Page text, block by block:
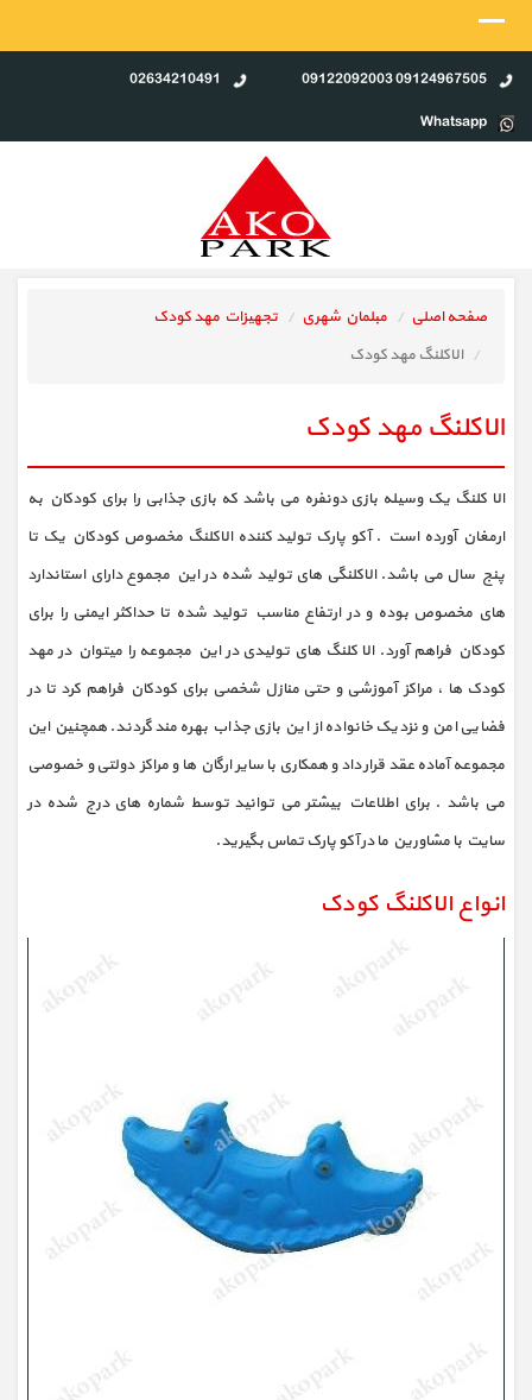
09124967505 09122092003
02634210491
Whatsapp
صفحه اصلی مبلمان شهری
تجهیزات مهد کودک
الاکلنگ مهد کودک
الاکلنگ مهد کودک
الا کلنگ یک وسیله بازی دونفره می باشد که بازی جذابی را برای کودکان به
ارمغان آورده است . آکو پارک تولید کننده الاکلنگ مخصوص کودکان یک تا
پنج سال می باشد. الاکلنگی های تولید شده در این مجموع دارای استاندارد
های مخصوص بوده و در ارتفاع مناسب تولید شده تا حداکثر ایمنی را برای
کودکان فراهم آورد. الا کلنگ های تولیدی در این مجموعه را میتوان در مهد
کودک ها ، مراکز آموزشی و حتی منازل شخصی برای کودکان فراهم کرد تا در
فضایی امن و نزدیک خانواده از این بازی جذاب بهره مند گردند. همچنین این
مجموعه آماده عقد قرار داد و همکاری با سایر ارگان ها و مراکز دولتی و خصوصی
می باشد . برای اطلاعات بیشتر می توانید توسط شماره های درج شده در
سایت با مشاورین ما در آکو پارک تماس بگیرید.
انواع الاکلنگ کودک